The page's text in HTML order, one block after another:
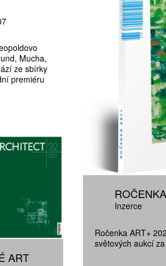
Mucha,
ze sbírky
premiéru
ART
Inzerce
Ročenka ART+
světových aukcí